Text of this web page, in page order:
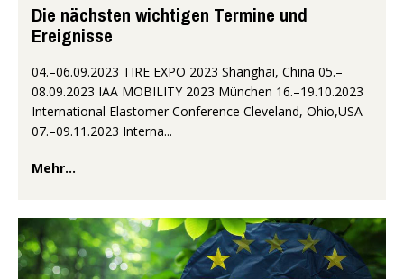
Die nächsten wichtigen Termine und
Ereignisse
04.–06.09.2023 TIRE EXPO 2023 Shanghai, China 05.–
08.09.2023 IAA MOBILITY 2023 München 16.–19.10.2023
International Elastomer Conference Cleveland, Ohio,USA
07.–09.11.2023 Interna...
Mehr...